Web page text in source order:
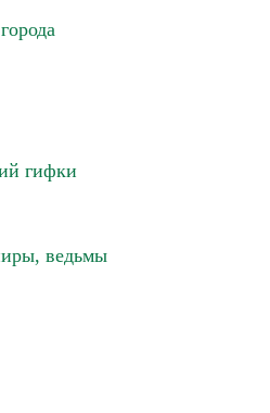
гифки
ведьмы